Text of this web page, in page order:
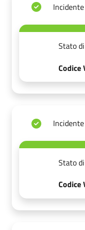
Stato
Codice
Stato
Codice